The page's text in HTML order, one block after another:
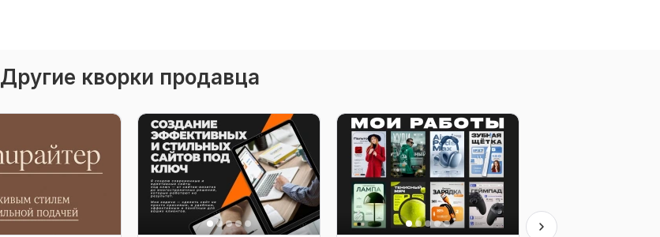
Другие кворки продавца